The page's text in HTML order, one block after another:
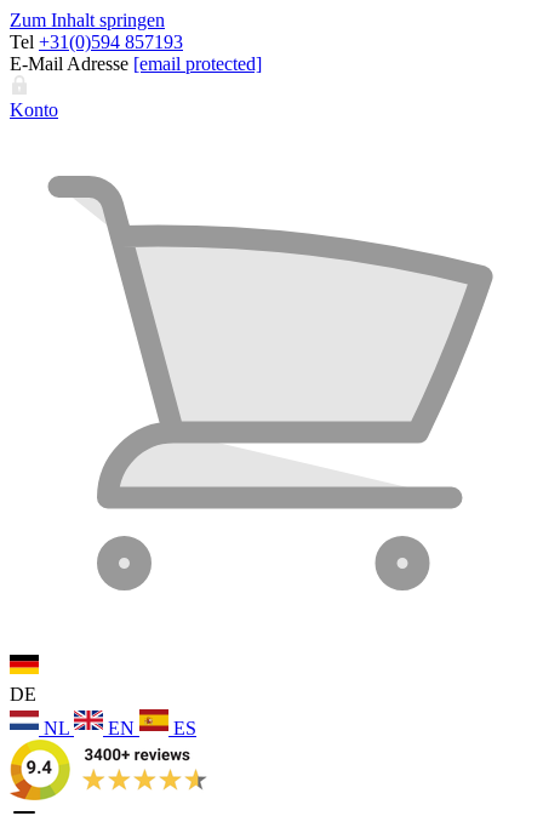
Zum Inhalt springen
Tel +31(0)594 857193
E-Mail Adresse [email protected]
Konto
DE
NL
EN ES